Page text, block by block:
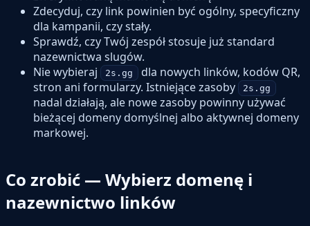
Zdecyduj, czy link powinien być ogólny, specyficzny
dla kampanii, czy stały.
Sprawdź, czy Twój zespół stosuje już standard
nazewnictwa slugów.
Nie wybieraj
2s.gg dla nowych linków, kodów QR,
stron ani formularzy. Istniejące zasoby
2s.gg
nadal działają, ale nowe zasoby powinny używać
bieżącej domeny domyślnej albo aktywnej domeny
markowej.
Co zrobić — Wybierz domenę i
nazewnictwo linków